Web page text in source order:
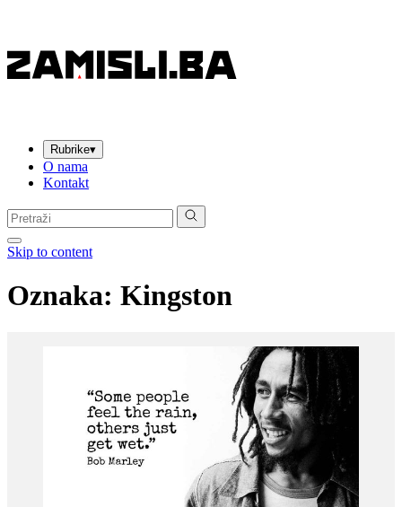
Rubrike▾
O nama
Kontakt
Pretraga:
Skip to content
Oznaka: Kingston